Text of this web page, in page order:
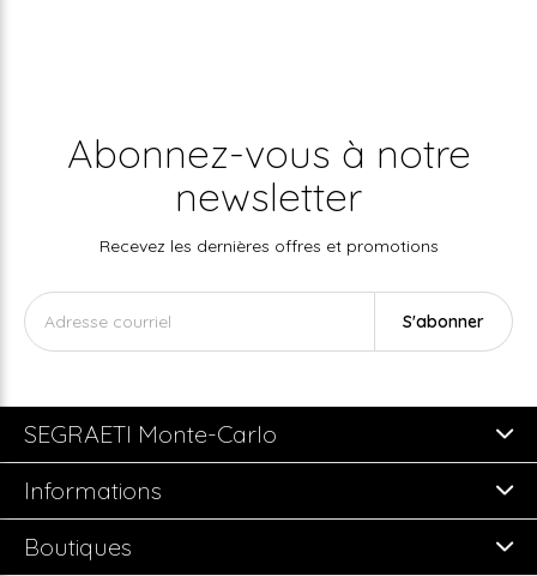
Abonnez-vous à notre
newsletter
Recevez les dernières offres et promotions
S'abonner
SEGRAETI Monte-Carlo
Informations
Boutiques